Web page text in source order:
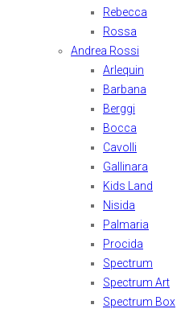
Rebecca
Rossa
Andrea Rossi
Arlequin
Barbana
Berggi
Bocca
Cavolli
Gallinara
Kids Land
Nisida
Palmaria
Procida
Spectrum
Spectrum Art
Spectrum Box